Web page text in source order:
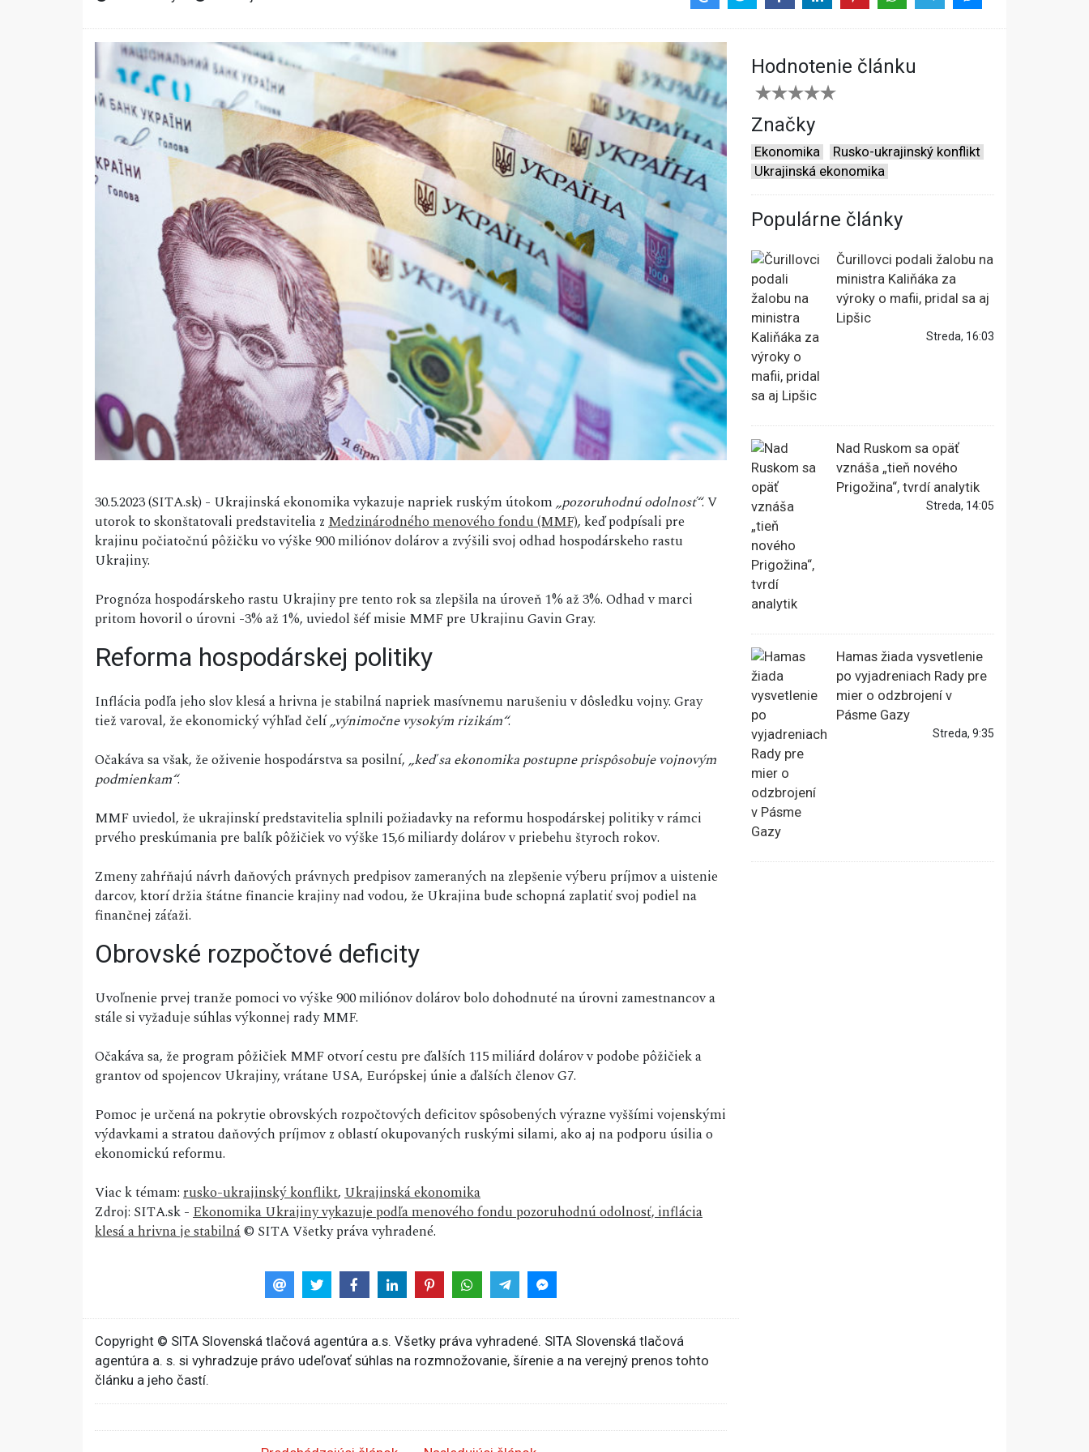
30.5.2023 (SITA.sk) - Ukrajinská ekonomika vykazuje napriek ruským útokom„pozoruhodnú odolnosť“. V
utorok to skonštatovali predstavitelia zMedzinárodného menového fondu (MMF), keď podpísali pre
krajinu počiatočnú pôžičku vo výške 900 miliónov dolárov a zvýšili svoj odhad hospodárskeho rastu
Ukrajiny.
Prognóza hospodárskeho rastu Ukrajiny pre tento rok sa zlepšila na úroveň 1% až 3%. Odhad v marci
pritom hovoril o úrovni -3% až 1%, uviedol šéf misie MMF pre Ukrajinu Gavin Gray.
Reforma hospodárskej politiky
Inflácia podľa jeho slov klesá a hrivna je stabilná napriek masívnemu narušeniu v dôsledku vojny. Gray
tiež varoval, že ekonomický výhľad čelí„výnimočne vysokým rizikám“.
Očakáva sa však, že oživenie hospodárstva sa posilní,„keď sa ekonomika postupne prispôsobuje vojnovým
podmienkam“.
MMF uviedol, že ukrajinskí predstavitelia splnili požiadavky na reformu hospodárskej politiky v rámci
prvého preskúmania pre balík pôžičiek vo výške 15,6 miliardy dolárov v priebehu štyroch rokov.
Zmeny zahŕňajú návrh daňových právnych predpisov zameraných na zlepšenie výberu príjmov a uistenie
darcov, ktorí držia štátne financie krajiny nad vodou, že Ukrajina bude schopná zaplatiť svoj podiel na
finančnej záťaži.
Obrovské rozpočtové deficity
Uvoľnenie prvej tranže pomoci vo výške 900 miliónov dolárov bolo dohodnuté na úrovni zamestnancov a
stále si vyžaduje súhlas výkonnej rady MMF.
Očakáva sa, že program pôžičiek MMF otvorí cestu pre ďalších 115 miliárd dolárov v podobe pôžičiek a
grantov od spojencov Ukrajiny, vrátane USA, Európskej únie a ďalších členov G7.
Pomoc je určená na pokrytie obrovských rozpočtových deficitov spôsobených výrazne vyššími vojenskými
výdavkami a stratou daňových príjmov z oblastí okupovaných ruskými silami, ako aj na podporu úsilia o
ekonomickú reformu.
Viac k témam:rusko-ukrajinský konflikt,Ukrajinská ekonomika
Zdroj: SITA.sk -Ekonomika Ukrajiny vykazuje podľa menového fondu pozoruhodnú odolnosť, inflácia
klesá a hrivna je stabilná© SITA Všetky práva vyhradené.
Hodnotenie článku
Značky
Ekonomika
Rusko-ukrajinský konflikt
Ukrajinská ekonomika
Populárne články
Čurillovci podali žalobu na
ministra Kaliňáka za
výroky o mafii, pridal sa aj
Lipšic
Streda, 16:03
Nad Ruskom sa opäť
vznáša „tieň nového
Prigožina“, tvrdí analytik
Streda, 14:05
Hamas žiada vysvetlenie
po vyjadreniach Rady pre
mier o odzbrojení v
Pásme Gazy
Streda, 9:35
Copyright © SITA Slovenská tlačová agentúra a.s. Všetky práva vyhradené. SITA Slovenská tlačová
agentúra a. s. si vyhradzuje právo udeľovať súhlas na rozmnožovanie, šírenie a na verejný prenos tohto
článku a jeho častí.